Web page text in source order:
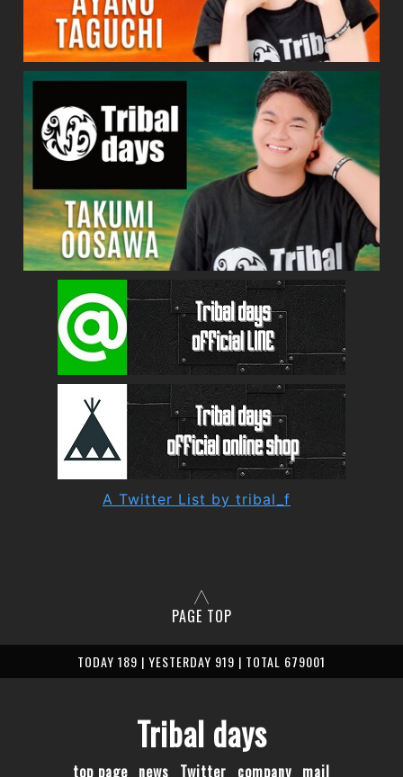
A Twitter List by tribal_f
PAGE TOP
TODAY 189 | YESTERDAY 919 | TOTAL 679001
Tribal days
top page news Twitter company mail